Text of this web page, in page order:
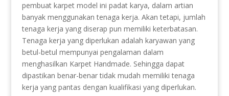
pembuat karpet model ini padat karya, dalam artian
banyak menggunakan tenaga kerja. Akan tetapi, jumlah
tenaga kerja yang diserap pun memiliki keterbatasan.
Tenaga kerja yang diperlukan adalah karyawan yang
betul-betul mempunyai pengalaman dalam
menghasilkan Karpet Handmade. Sehingga dapat
dipastikan benar-benar tidak mudah memiliki tenaga
kerja yang pantas dengan kualifikasi yang diperlukan.